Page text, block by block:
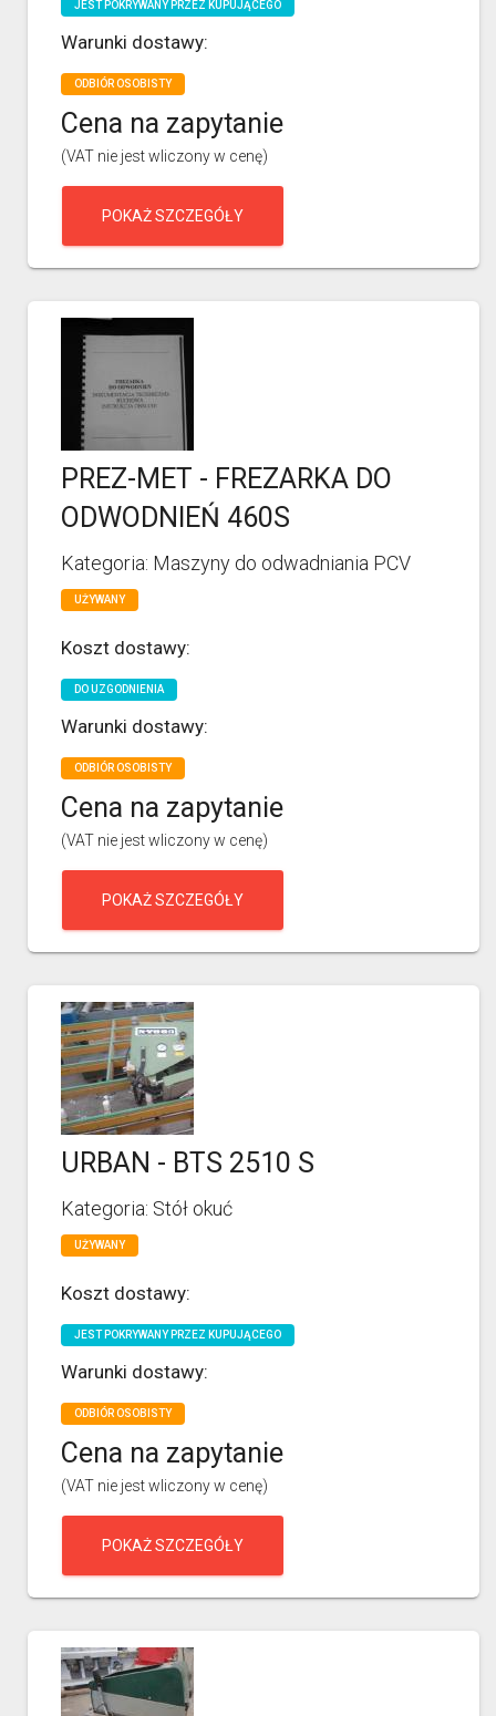
JEST POKRYWANY PRZEZ KUPUJĄCEGO
Warunki dostawy:
ODBIÓR OSOBISTY
Cena na zapytanie
(VAT nie jest wliczony w cenę)
POKAŻ SZCZEGÓŁY
PREZ-MET - FREZARKA DO
ODWODNIEŃ 460S
Kategoria: Maszyny do odwadniania PCV
UŻYWANY
Koszt dostawy:
DO UZGODNIENIA
Warunki dostawy:
ODBIÓR OSOBISTY
Cena na zapytanie
(VAT nie jest wliczony w cenę)
POKAŻ SZCZEGÓŁY
URBAN - BTS 2510 S
Kategoria: Stół okuć
UŻYWANY
Koszt dostawy:
JEST POKRYWANY PRZEZ KUPUJĄCEGO
Warunki dostawy:
ODBIÓR OSOBISTY
Cena na zapytanie
(VAT nie jest wliczony w cenę)
POKAŻ SZCZEGÓŁY